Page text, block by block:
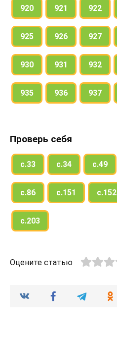
920 921 922
925 926 927
930 931 932
935 936 937
Проверь себя
с.33 с.34 с.49
с.86 с.151 с.152
с.203
Оцените статью